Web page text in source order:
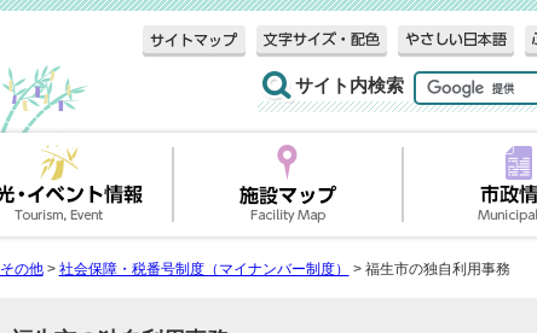
サイト内検索
その他> 社会保障・税番号制度（マイナンバー制度） > 福生市の独自利用事務